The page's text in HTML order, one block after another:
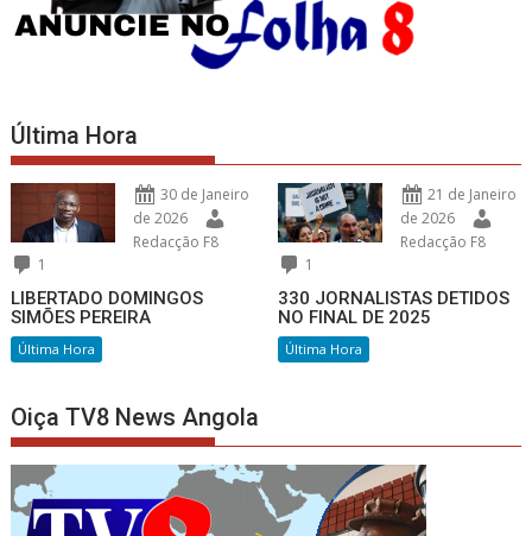
Última Hora
30 de Janeiro
de 2026
Redacção F8
1
LIBERTADO DOMINGOS
SIMÕES PEREIRA
Última Hora
21 de Janeiro
de 2026
Redacção F8
1
330 JORNALISTAS DETIDOS
NO FINAL DE 2025
Última Hora
Oiça TV8 News Angola